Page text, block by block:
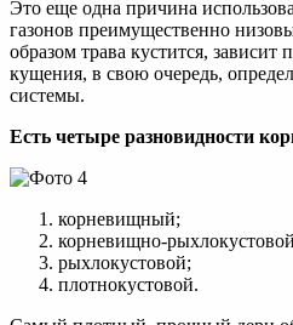
Это еще одна причина
газонов преимущественно
образом трава кустится, зависит
кущения, в свою очередь,
системы.
Есть четыре разновидности
корневищный;
корневищно-
рыхлокустовой;
плотнокустовой.